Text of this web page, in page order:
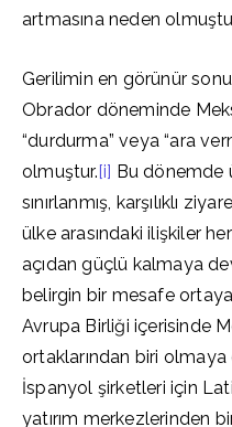
artmasına neden
Gerilimin en görünür
Obrador döneminde
“durdurma” veya “ara
olmuştur.[i] Bu dönemde
sınırlanmış, karşılıklı
ülke arasındaki ilişkiler
açıdan güçlü kalmaya
belirgin bir mesafe ortaya
Avrupa Birliği içerisinde
ortaklarından biri
İspanyol şirketleri için
yatırım merkezlerinden